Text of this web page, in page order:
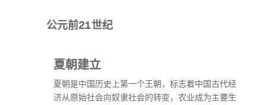
公元前21世纪
夏朝建立
夏朝是中国历史上第一个王朝，标志着中国古代经
济从原始社会向奴隶社会的转变，农业成为主要生